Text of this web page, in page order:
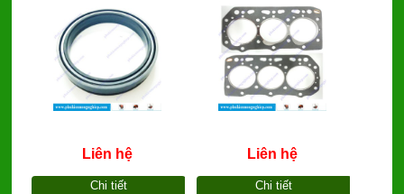
L3202
Liên hệ
Chi tiết
Liên hệ
Chi tiết